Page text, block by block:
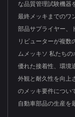
な品質管理試験機器
最終メッキまでのワ
部品サプライヤー、
リビューターが複数
ムメッキソ 私たちの
優れた接着性、環境
外観と耐久性を向上
のメッキ要件につい
自動車部品の生産を